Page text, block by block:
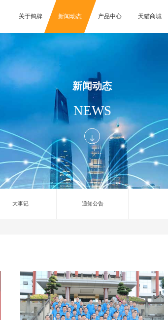
关于鸽牌 新闻动态 产品中心 天猫商城
新闻动态
NEWS
大事记 通知公告